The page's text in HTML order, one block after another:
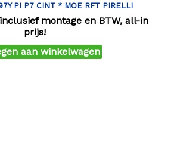
PI P7 CINT * MOE RFT PIRELLI
inclusief montage en BTW, all-in
prijs!
aan winkelwagen